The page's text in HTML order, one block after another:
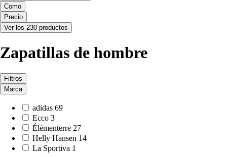
Como
Precio
Ver los 230 productos
Zapatillas de hombre
Filtros
Marca
adidas 69
Ecco 3
Élémenterre 27
Helly Hansen 14
La Sportiva 1